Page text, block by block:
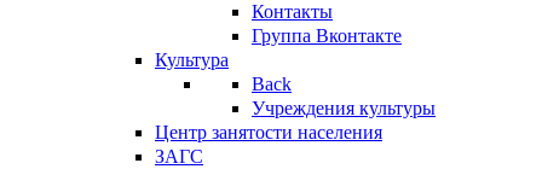
Контакты
Группа Вконтакте
Культура
Back
Учреждения культуры
Центр занятости населения
ЗАГС